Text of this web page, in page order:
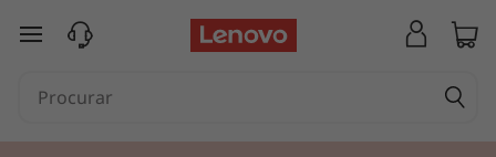
Ysaltar para o conteúdo principal